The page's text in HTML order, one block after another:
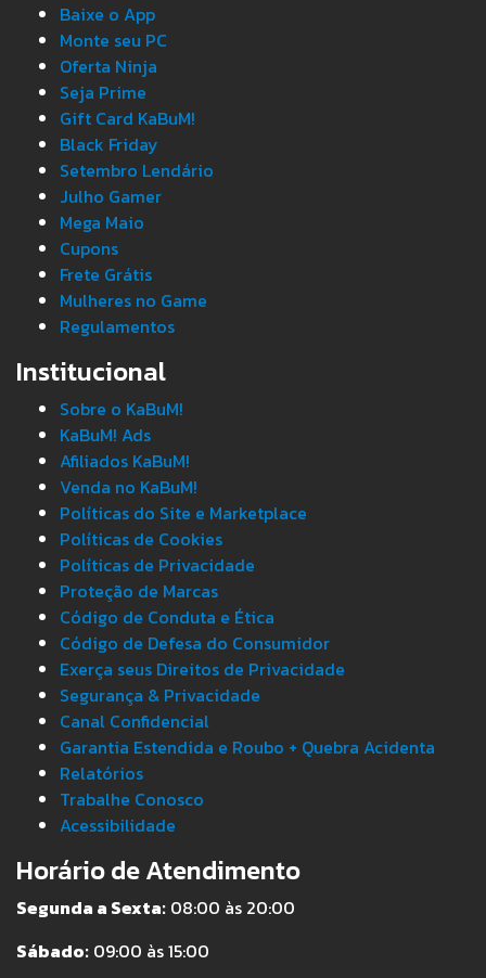
Baixe o App
Monte seu PC
Oferta Ninja
Seja Prime
Gift Card KaBuM!
Black Friday
Setembro Lendário
Julho Gamer
Mega Maio
Cupons
Frete Grátis
Mulheres no Game
Regulamentos
Institucional
Sobre o KaBuM!
KaBuM! Ads
Afiliados KaBuM!
Venda no KaBuM!
Políticas do Site e Marketplace
Políticas de Cookies
Políticas de Privacidade
Proteção de Marcas
Código de Conduta e Ética
Código de Defesa do Consumidor
Exerça seus Direitos de Privacidade
Segurança & Privacidade
Canal Confidencial
Garantia Estendida e Roubo + Quebra Acidenta
Relatórios
Trabalhe Conosco
Acessibilidade
Horário de Atendimento
Segunda a Sexta: 08:00 às 20:00
Sábado: 09:00 às 15:00